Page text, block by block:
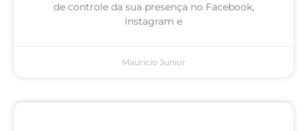
de controle da sua presença no Facebook,
Instagram e
Mauricio Junior